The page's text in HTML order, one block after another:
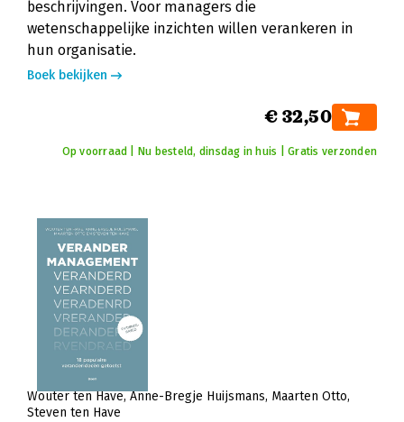
beschrijvingen. Voor managers die
wetenschappelijke inzichten willen verankeren in
hun organisatie.
Boek bekijken
€ 32,50
Op voorraad | Nu besteld, dinsdag in huis | Gratis verzonden
Wouter ten Have Anne-Bregje Huijsmans Maarten Otto
Steven ten Have